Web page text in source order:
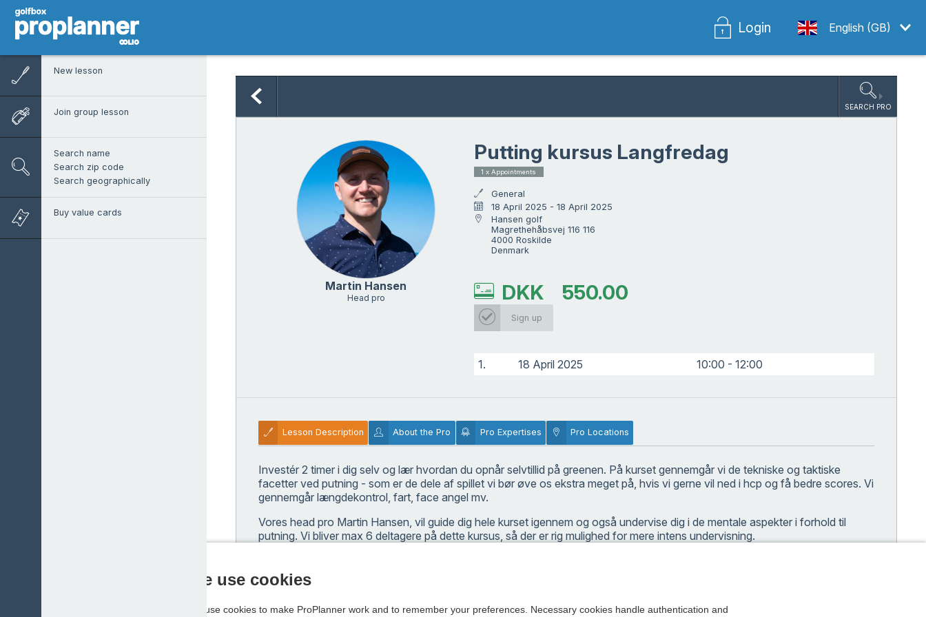
English (GB)
Login
SEARCH PRO
Martin Hansen
Head pro
Putting kursus Langfredag
1 x Appointments
General
18 April 2025 - 18 April 2025
Hansen golf
Magrethehåbsvej 116 116
4000 Roskilde
Denmark
DKK 550.00
Sign up
1. 18 April 2025 10:00 - 12:00
Lesson Description About the Pro Pro Expertises Pro Locations
Investér 2 timer i dig selv og lær hvordan du opnår selvtillid på greenen. På kurset gennemgår vi de tekniske og taktiske
facetter ved putning - som er de dele af spillet vi bør øve os ekstra meget på, hvis vi gerne vil ned i hcp og få bedre scores. Vi
gennemgår længdekontrol, fart, face angel mv.
Vores head pro Martin Hansen, vil guide dig hele kurset igennem og også undervise dig i de mentale aspekter i forhold til
putning. Vi bliver max 6 deltagere på dette kursus, så der er rig mulighed for mere intens undervisning.
New lesson
Join group lesson
Search name
Search zip code
Search geographically
Buy value cards
We use cookies
We use cookies to make ProPlanner work and to remember your preferences. Necessary cookies handle authentication and